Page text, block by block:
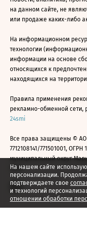
На нашем сайте
персонализации.
подтверждаете свое
и технологий
отношении обработки
на данном сайте, не
или продаже каких-либо
На информационном
технологии
информации на основе
относящихся к
находящихся на
Правила применения
рекламно-обменной сети,
24smi
Все права защищены ©
7712108141/771501001, ОГРН
муниципальный округ
2026